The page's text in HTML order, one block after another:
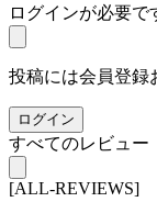
ログインが必要で
投稿には会員登録
ログイン
すべてのレビュー
[ALL-REVIEWS]